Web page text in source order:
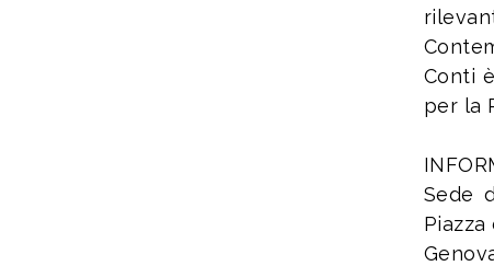
Conti
per la
Sede
Piazza